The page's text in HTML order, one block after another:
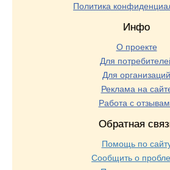
Политика
Инфо
О проекте
Для
Для организаций
Реклама на
Работа с
Обратная
Помощь по
Сообщить о